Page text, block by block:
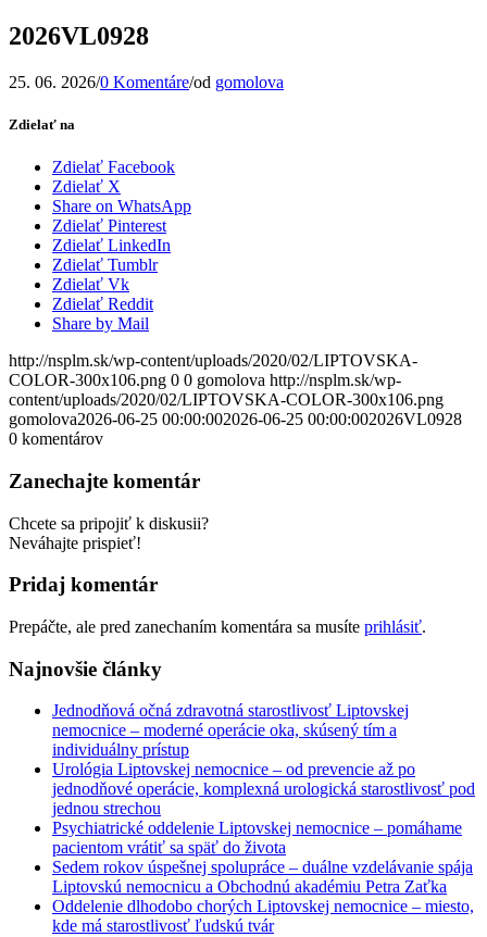
2026VL0928
25. 06. 2026/0 Komentáre/od gomolova
Zdielať na
Zdielať Facebook
Zdielať X
Share on WhatsApp
Zdielať Pinterest
Zdielať LinkedIn
Zdielať Tumblr
Zdielať Vk
Zdielať Reddit
Share by Mail
http://nsplm.sk/wp-content/uploads/2020/02/LIPTOVSKA-
COLOR-300x106.png 0 0 gomolova http://nsplm.sk/wp-
content/uploads/2020/02/LIPTOVSKA-COLOR-300x106.png
gomolova2026-06-25 00:00:002026-06-25 00:00:002026VL0928
0 komentárov
Zanechajte komentár
Chcete sa pripojiť k diskusii?
Neváhajte prispieť!
Pridaj komentár
Prepáčte, ale pred zanechaním komentára sa musíte prihlásiť.
Najnovšie články
Jednodňová očná zdravotná starostlivosť Liptovskej
nemocnice – moderné operácie oka, skúsený tím a
individuálny prístup
Urológia Liptovskej nemocnice – od prevencie až po
jednodňové operácie, komplexná urologická starostlivosť pod
jednou strechou
Psychiatrické oddelenie Liptovskej nemocnice – pomáhame
pacientom vrátiť sa späť do života
Sedem rokov úspešnej spolupráce – duálne vzdelávanie spája
Liptovskú nemocnicu a Obchodnú akadémiu Petra Zaťka
Oddelenie dlhodobo chorých Liptovskej nemocnice – miesto,
kde má starostlivosť ľudskú tvár